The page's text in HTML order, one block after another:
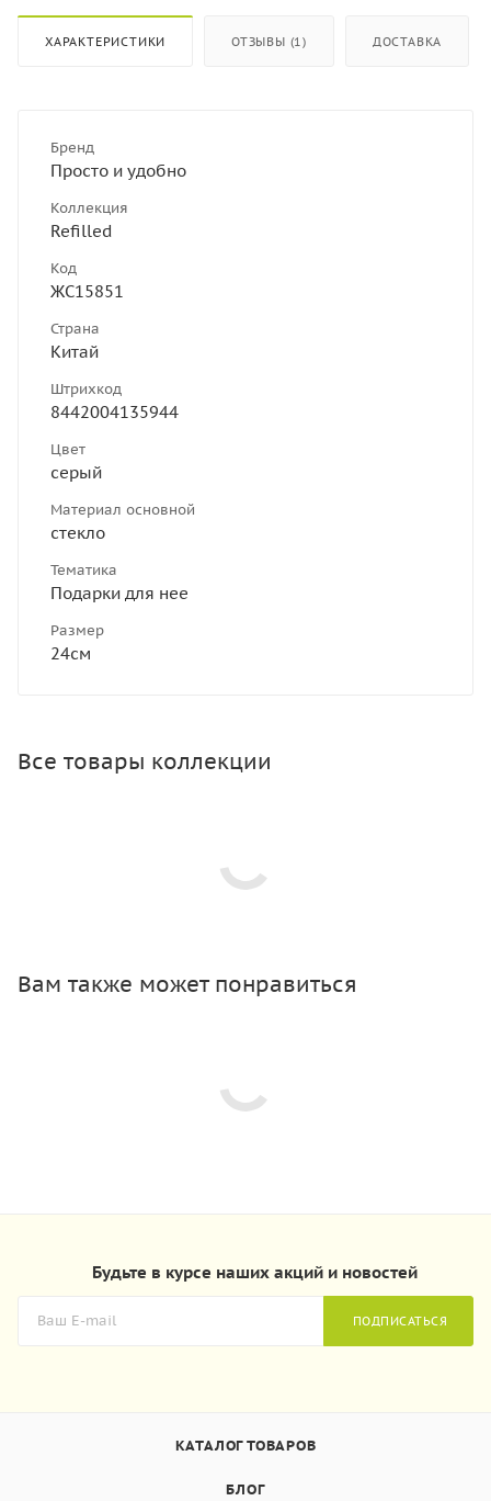
ХАРАКТЕРИСТИКИ ОТЗЫВЫ (1) ДОСТАВКА
Бренд
Просто и удобно
Коллекция
Refilled
Код
ЖС15851
Страна
Китай
Штрихкод
8442004135944
Цвет
серый
Материал основной
стекло
Тематика
Подарки для нее
Размер
24см
Все товары коллекции
Вам также может понравиться
Будьте в курсе наших акций и новостей
ПОДПИСАТЬСЯ
КАТАЛОГ ТОВАРОВ
БЛОГ